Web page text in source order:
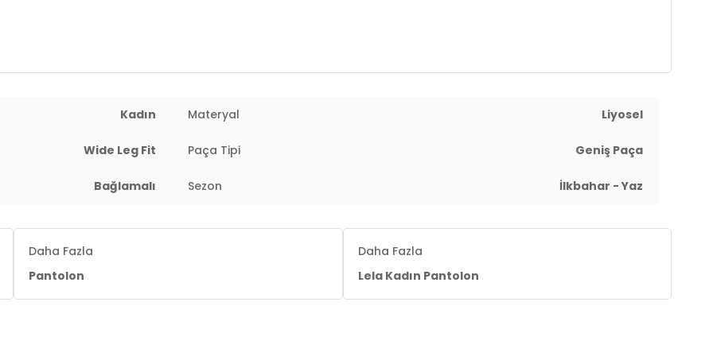
60 cm / Kalça : 90 cm / Beden : S
Kadın Materyal Liyosel
Wide Leg Fit Paça Tipi Geniş Paça
Bağlamalı Sezon İlkbahar - Yaz
Daha Fazla
Pantolon
Daha Fazla
Lela Kadın Pantolon